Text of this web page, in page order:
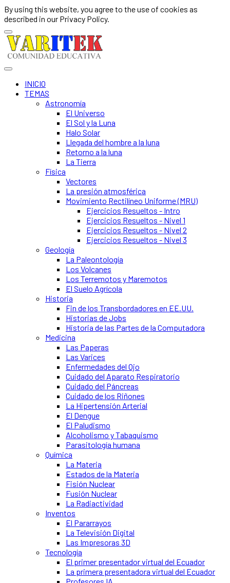
By using this website, you agree to the use of cookies as
described in our Privacy Policy.
INICIO
TEMAS
Astronomía
El Universo
El Sol y la Luna
Halo Solar
Llegada del hombre a la luna
Retorno a la luna
La Tierra
Física
Vectores
La presión atmosférica
Movimiento Rectilíneo Uniforme (MRU)
Ejercicios Resueltos - Intro
Ejercicios Resueltos - Nivel 1
Ejercicios Resueltos - Nivel 2
Ejercicios Resueltos - Nivel 3
Geología
La Paleontología
Los Volcanes
Los Terremotos y Maremotos
El Suelo Agrícola
Historia
Fin de los Transbordadores en EE.UU.
Historias de Jobs
Historia de las Partes de la Computadora
Medicina
Las Paperas
Las Varices
Enfermedades del Ojo
Cuidado del Aparato Respiratorio
Cuidado del Páncreas
Cuidado de los Riñones
La Hipertensión Arterial
El Dengue
El Paludismo
Alcoholismo y Tabaquismo
Parasitología humana
Química
La Materia
Estados de la Materia
Fisión Nuclear
Fusión Nuclear
La Radiactividad
Inventos
El Pararrayos
La Televisión Digital
Las Impresoras 3D
Tecnología
El primer presentador virtual del Ecuador
La primera presentadora virtual del Ecuador